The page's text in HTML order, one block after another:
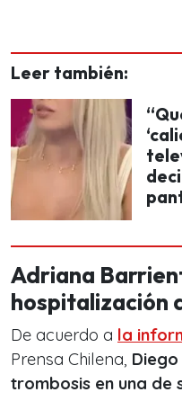
Leer también:
Adriana
hospitalización
De acuerdo a la
Prensa Chilena,
trombosis en una de